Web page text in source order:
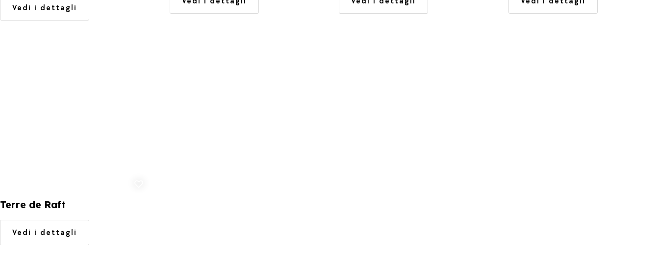
Vedi i dettagli
Terre de Raft
Vedi i dettagli